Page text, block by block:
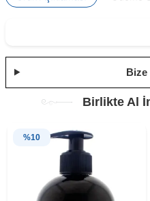
Bize
Birlikte Al
%10